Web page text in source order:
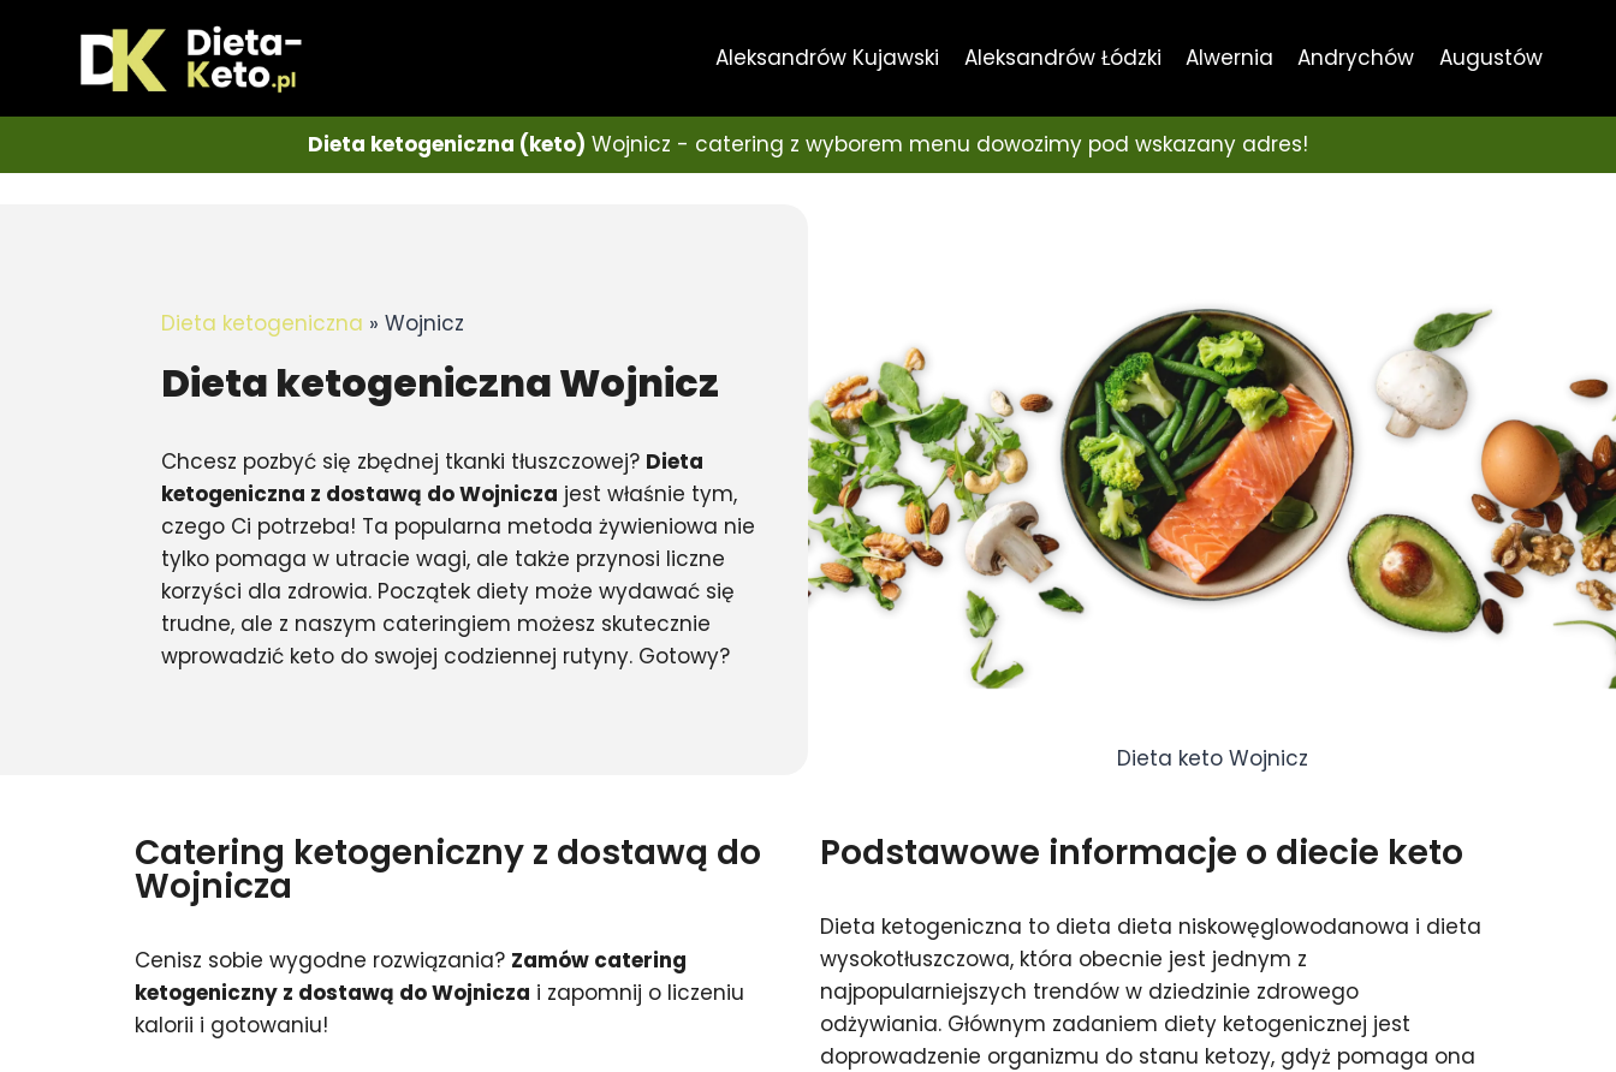
Aleksandrów Kujawski Aleksandrów Łódzki Alwernia Andrychów Augustów
Dieta ketogeniczna (keto) Wojnicz - catering z wyborem menu dowozimy pod wskazany adres!
Dieta ketogeniczna »Wojnicz
Dieta ketogenicznaWojnicz
Chcesz pozbyć się zbędnej tkanki tłuszczowej? Dieta
ketogeniczna z dostawą do Wojnicza jest właśnie tym,
czego Ci potrzeba! Ta popularna metoda żywieniowa nie
tylko pomaga w utracie wagi, ale także przynosi liczne
korzyści dla zdrowia. Początek diety może wydawać się
trudne, ale z naszym cateringiem możesz skutecznie
wprowadzić keto do swojej codziennej rutyny. Gotowy?
Dieta keto Wojnicz
Catering ketogeniczny z dostawą do
Wojnicza
Cenisz sobie wygodne rozwiązania? Zamów catering
ketogeniczny z dostawą do Wojnicza i zapomnij o liczeniu
kalorii i gotowaniu!
Podstawowe informacje o diecie keto
Dieta ketogeniczna to dieta dieta niskowęglowodanowa i dieta
wysokotłuszczowa, która obecnie jest jednym z
najpopularniejszych trendów w dziedzinie zdrowego
odżywiania. Głównym zadaniem diety ketogenicznej jest
doprowadzenie organizmu do stanu ketozy, gdyż pomaga ona